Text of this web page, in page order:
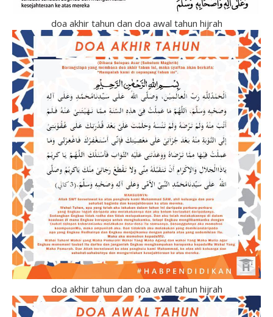
doa akhir tahun dan doa awal tahun hijrah
doa akhir tahun dan doa awal tahun hijrah